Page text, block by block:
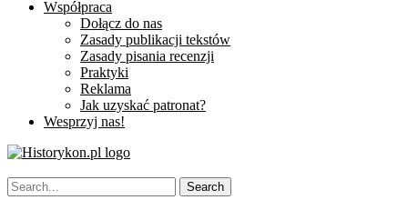
Współpraca
Dołącz do nas
Zasady publikacji tekstów
Zasady pisania recenzji
Praktyki
Reklama
Jak uzyskać patronat?
Wesprzyj nas!